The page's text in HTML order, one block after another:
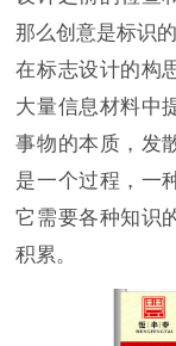
那么创意是标识的
在标志设计的构
大量信息材料中
事物的本质，发
是一个过程，一
它需要各种知识
积累。